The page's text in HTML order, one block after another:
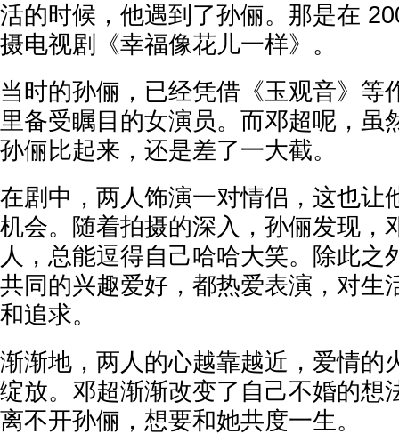
活的时候，他遇到了孙俪。那是在
摄电视剧《幸福像花儿一样》。
当时的孙俪，已经凭借《玉观音》等
里备受瞩目的女演员。而邓超呢，虽
孙俪比起来，还是差了一大截。
在剧中，两人饰演一对情侣，这也让
机会。随着拍摄的深入，孙俪发现，
人，总能逗得自己哈哈大笑。除此之
共同的兴趣爱好，都热爱表演，对生
和追求。
渐渐地，两人的心越靠越近，爱情的
绽放。邓超渐渐改变了自己不婚的想
离不开孙俪，想要和她共度一生。